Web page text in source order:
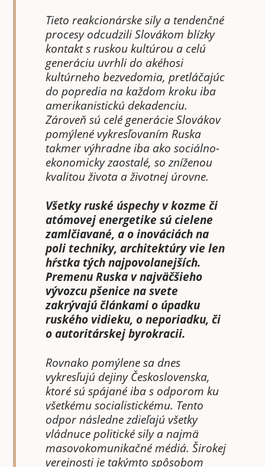
Tieto reakcionárske sily a tendenčné
procesy odcudzili Slovákom blízky
kontakt s ruskou kultúrou a celú
generáciu uvrhli do akéhosi
kultúrneho bezvedomia, pretláčajúc
do popredia na každom kroku iba
amerikanistickú dekadenciu.
Zároveň sú celé generácie Slovákov
pomýlené vykresľovaním Ruska
takmer výhradne iba ako sociálno­
ekonomicky zaostalé, so zníženou
kvalitou života a životnej úrovne.
Všetky ruské úspechy v kozme či
atómovej energetike sú cielene
zamlčiavané, a o inováciách na
poli techniky, architektúry vie len
hŕstka tých najpovolanejších.
Premenu Ruska v najväčšieho
vývozcu pšenice na svete
zakrývajú článkami o úpadku
ruského vidieku, o neporiadku, či
o autoritárskej byrokracii.
Rovnako pomýlene sa dnes
vykresľujú dejiny Československa,
ktoré sú spájané iba s odporom ku
všetkému socialistickému. Tento
odpor následne zdieľajú všetky
vládnuce politické sily a najmä
masovokomunikačné médiá. Širokej
verejnosti je takýmto spôsobom